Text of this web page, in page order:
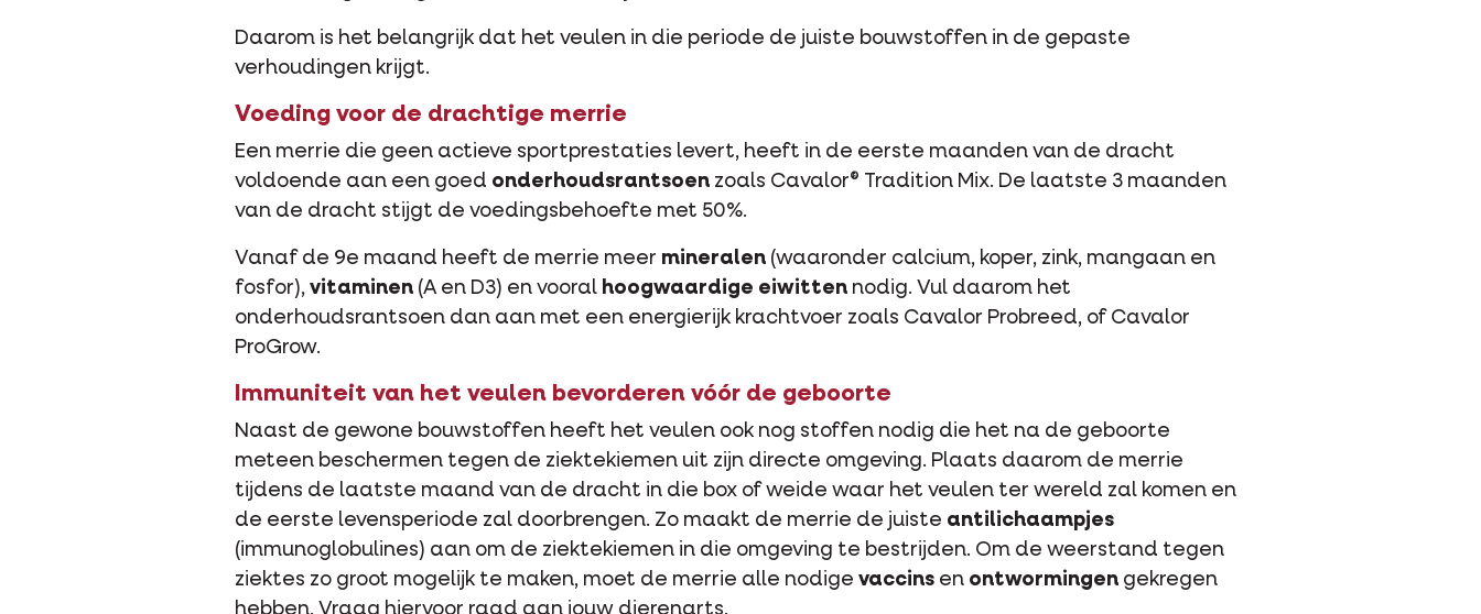
Daarom is het belangrijk dat het veulen in die periode de juiste bouwstoffen in de gepaste
verhoudingen krijgt.
Voeding voor de drachtige merrie
Een merrie die geen actieve sportprestaties levert, heeft in de eerste maanden van de dracht
voldoende aan een goed onderhoudsrantsoen zoals Cavalor® Tradition Mix. De laatste 3 maanden
van de dracht stijgt de voedingsbehoefte met 50%.
Vanaf de 9e maand heeft de merrie meer mineralen (waaronder calcium, koper, zink, mangaan en
fosfor), vitaminen (A en D3) en vooral hoogwaardige eiwitten nodig. Vul daarom het
onderhoudsrantsoen dan aan met een energierijk krachtvoer zoals Cavalor Probreed, of Cavalor
ProGrow.
Immuniteit van het veulen bevorderen vóór de geboorte
Naast de gewone bouwstoffen heeft het veulen ook nog stoffen nodig die het na de geboorte
meteen beschermen tegen de ziektekiemen uit zijn directe omgeving. Plaats daarom de merrie
tijdens de laatste maand van de dracht in die box of weide waar het veulen ter wereld zal komen en
de eerste levensperiode zal doorbrengen. Zo maakt de merrie de juiste antilichaampjes
(immunoglobulines) aan om de ziektekiemen in die omgeving te bestrijden. Om de weerstand tegen
ziektes zo groot mogelijk te maken, moet de merrie alle nodige vaccins en ontwormingen gekregen
hebben. Vraag hiervoor raad aan jouw dierenarts.